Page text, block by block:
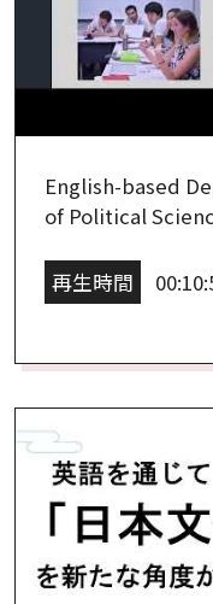
English-based
of Political
再生時間